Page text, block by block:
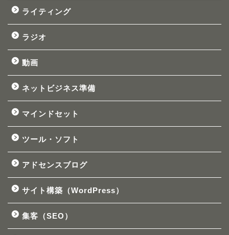
ライティング
ラジオ
動画
ネットビジネス準備
マインドセット
ツール・ソフト
アドセンスブログ
サイト構築（WordPress）
集客（SEO）